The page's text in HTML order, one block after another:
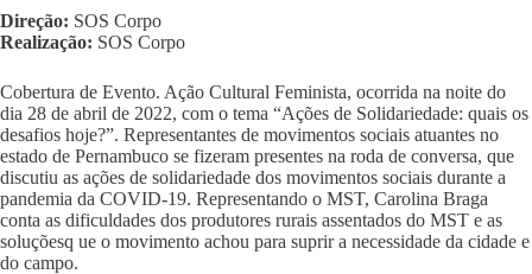
Direção: SOS Corpo
Realização: SOS Corpo
Cobertura de Evento. Ação Cultural Feminista, ocorrida na noite do
dia 28 de abril de 2022, com o tema “Ações de Solidariedade: quais os
desafios hoje?”. Representantes de movimentos sociais atuantes no
estado de Pernambuco se fizeram presentes na roda de conversa, que
discutiu as ações de solidariedade dos movimentos sociais durante a
pandemia da COVID-19. Representando o MST, Carolina Braga
conta as dificuldades dos produtores rurais assentados do MST e as
soluçõesq ue o movimento achou para suprir a necessidade da cidade e
do campo.